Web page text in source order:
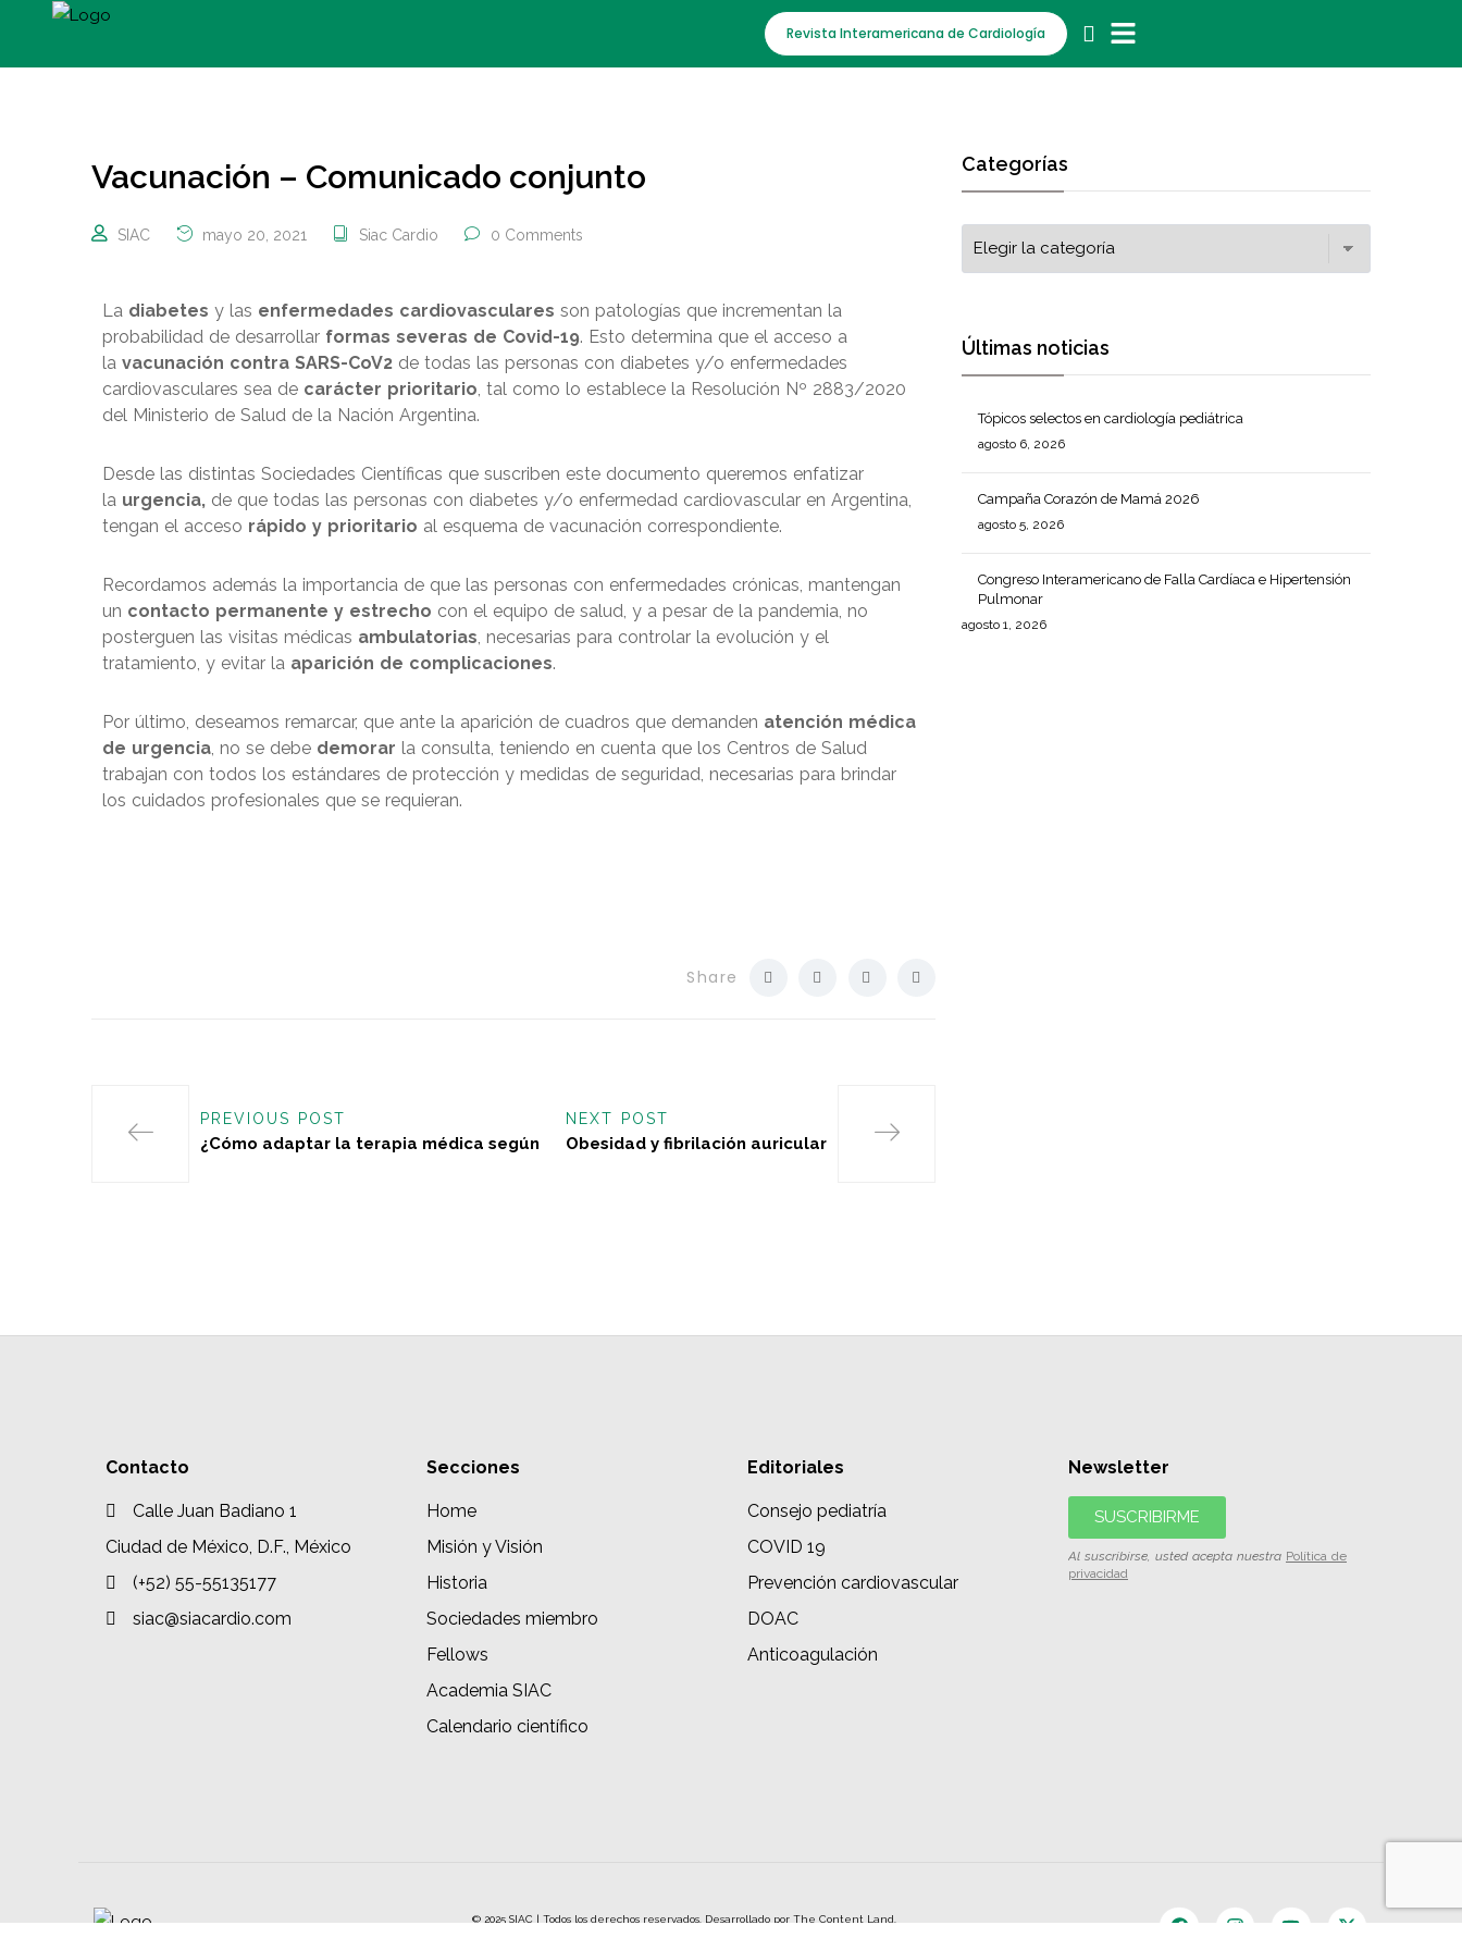
Revista Interamericana de Cardiología
Vacunación – Comunicado conjunto
SIAC mayo 20, 2021 Siac Cardio 0 Comments
La diabetes y las enfermedades cardiovasculares son patologías que incrementan la
probabilidad de desarrollar formas severas de Covid-19. Esto determina que el acceso a
la vacunación contra SARS-CoV2 de todas las personas con diabetes y/o enfermedades
cardiovasculares sea de carácter prioritario, tal como lo establece la Resolución Nº 2883/2020
del Ministerio de Salud de la Nación Argentina.
Desde las distintas Sociedades Científicas que suscriben este documento queremos enfatizar
la urgencia, de que todas las personas con diabetes y/o enfermedad cardiovascular en Argentina,
tengan el acceso rápido y prioritario al esquema de vacunación correspondiente.
Recordamos además la importancia de que las personas con enfermedades crónicas, mantengan
un contacto permanente y estrecho con el equipo de salud, y a pesar de la pandemia, no
posterguen las visitas médicas ambulatorias, necesarias para controlar la evolución y el
tratamiento, y evitar la aparición de complicaciones.
Por último, deseamos remarcar, que ante la aparición de cuadros que demanden atención médica
de urgencia, no se debe demorar la consulta, teniendo en cuenta que los Centros de Salud
trabajan con todos los estándares de protección y medidas de seguridad, necesarias para brindar
los cuidados profesionales que se requieran.
Share
PREVIOUS POST
¿Cómo adaptar la terapia médica según
NEXT POST
Obesidad y fibrilación auricular
Categorías
Últimas noticias
Tópicos selectos en cardiología pediátrica
agosto 6, 2026
Campaña Corazón de Mamá 2026
agosto 5, 2026
Congreso Interamericano de Falla Cardíaca e Hipertensión
Pulmonar
agosto 1, 2026
Contacto
Calle Juan Badiano 1
Ciudad de México, D.F., México
(+52) 55-55135177
siac@siacardio.com
Secciones
Home
Misión y Visión
Historia
Sociedades miembro
Fellows
Academia SIAC
Calendario científico
Editoriales
Consejo pediatría
COVID 19
Prevención cardiovascular
DOAC
Anticoagulación
Newsletter
SUSCRIBIRME
Al suscribirse, usted acepta nuestra Política de
privacidad
© 2025 SIAC | Todos los derechos reservados. Desarrollado por The Content Land.